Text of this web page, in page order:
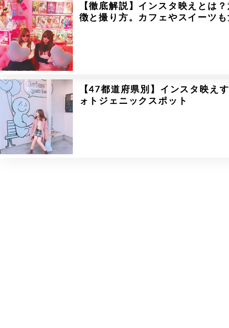
【徹底解説】インスタ映えとは
徴と撮り方。カフェやスイーツ
【47都道府県別】インスタ映え
ォトジェニックスポット